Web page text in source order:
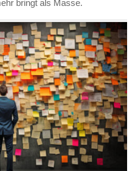
bringt als Masse.